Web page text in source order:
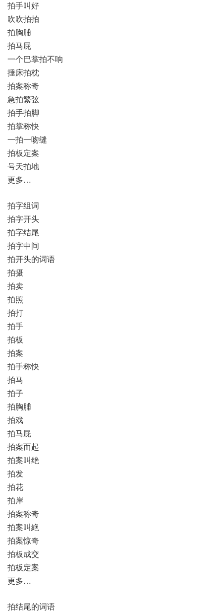
拍手叫好
吹吹拍拍
拍胸脯
拍马屁
一个巴掌拍不响
捶床拍枕
拍案称奇
急拍繁弦
拍手拍脚
拍掌称快
一拍一吻缝
拍板定案
号天拍地
更多…
拍字组词
拍字开头
拍字结尾
拍字中间
拍开头的词语
拍摄
拍卖
拍照
拍打
拍手
拍板
拍案
拍手称快
拍马
拍子
拍胸脯
拍戏
拍马屁
拍案而起
拍案叫绝
拍发
拍花
拍岸
拍案称奇
拍案叫絶
拍案惊奇
拍板成交
拍板定案
更多…
拍结尾的词语